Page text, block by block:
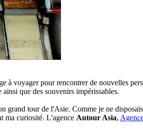
voyager pour rencontrer de nouvelles
que des souvenirs impérissables.
grand tour de l'Asie. Comme je ne
ma curiosité. L'agence Autour Asia,